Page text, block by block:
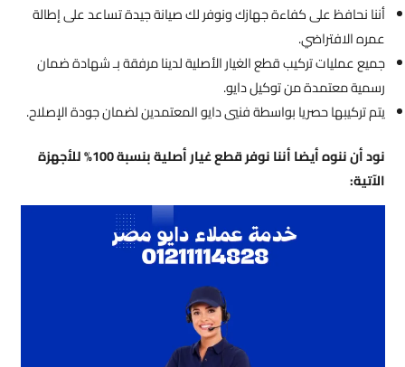
أننا نحافظ على كفاءة جهازك ونوفر لك صيانة جيدة تساعد على إطالة
عمره الافتراضي.
جميع عمليات تركيب قطع الغيار الأصلية لدينا مرفقة بـ شهادة ضمان
رسمية معتمدة من توكيل دايو.
يتم تركيبها حصريا بواسطة فنيي دايو المعتمدين لضمان جودة الإصلاح.
نود أن ننوه أيضا أننا نوفر قطع غيار أصلية بنسبة 100% للأجهزة
الآتية: